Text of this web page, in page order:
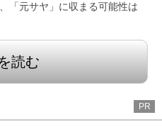
「元サヤ」に収まる可能性は
読む
PR